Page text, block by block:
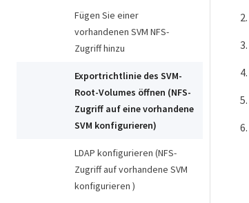
Fügen Sie einer
vorhandenen SVM NFS-
Zugriff hinzu
Exportrichtlinie des SVM-
Root-Volumes öffnen (NFS-
Zugriff auf eine vorhandene
SVM konfigurieren)
LDAP konfigurieren (NFS-
Zugriff auf vorhandene SVM
konfigurieren )